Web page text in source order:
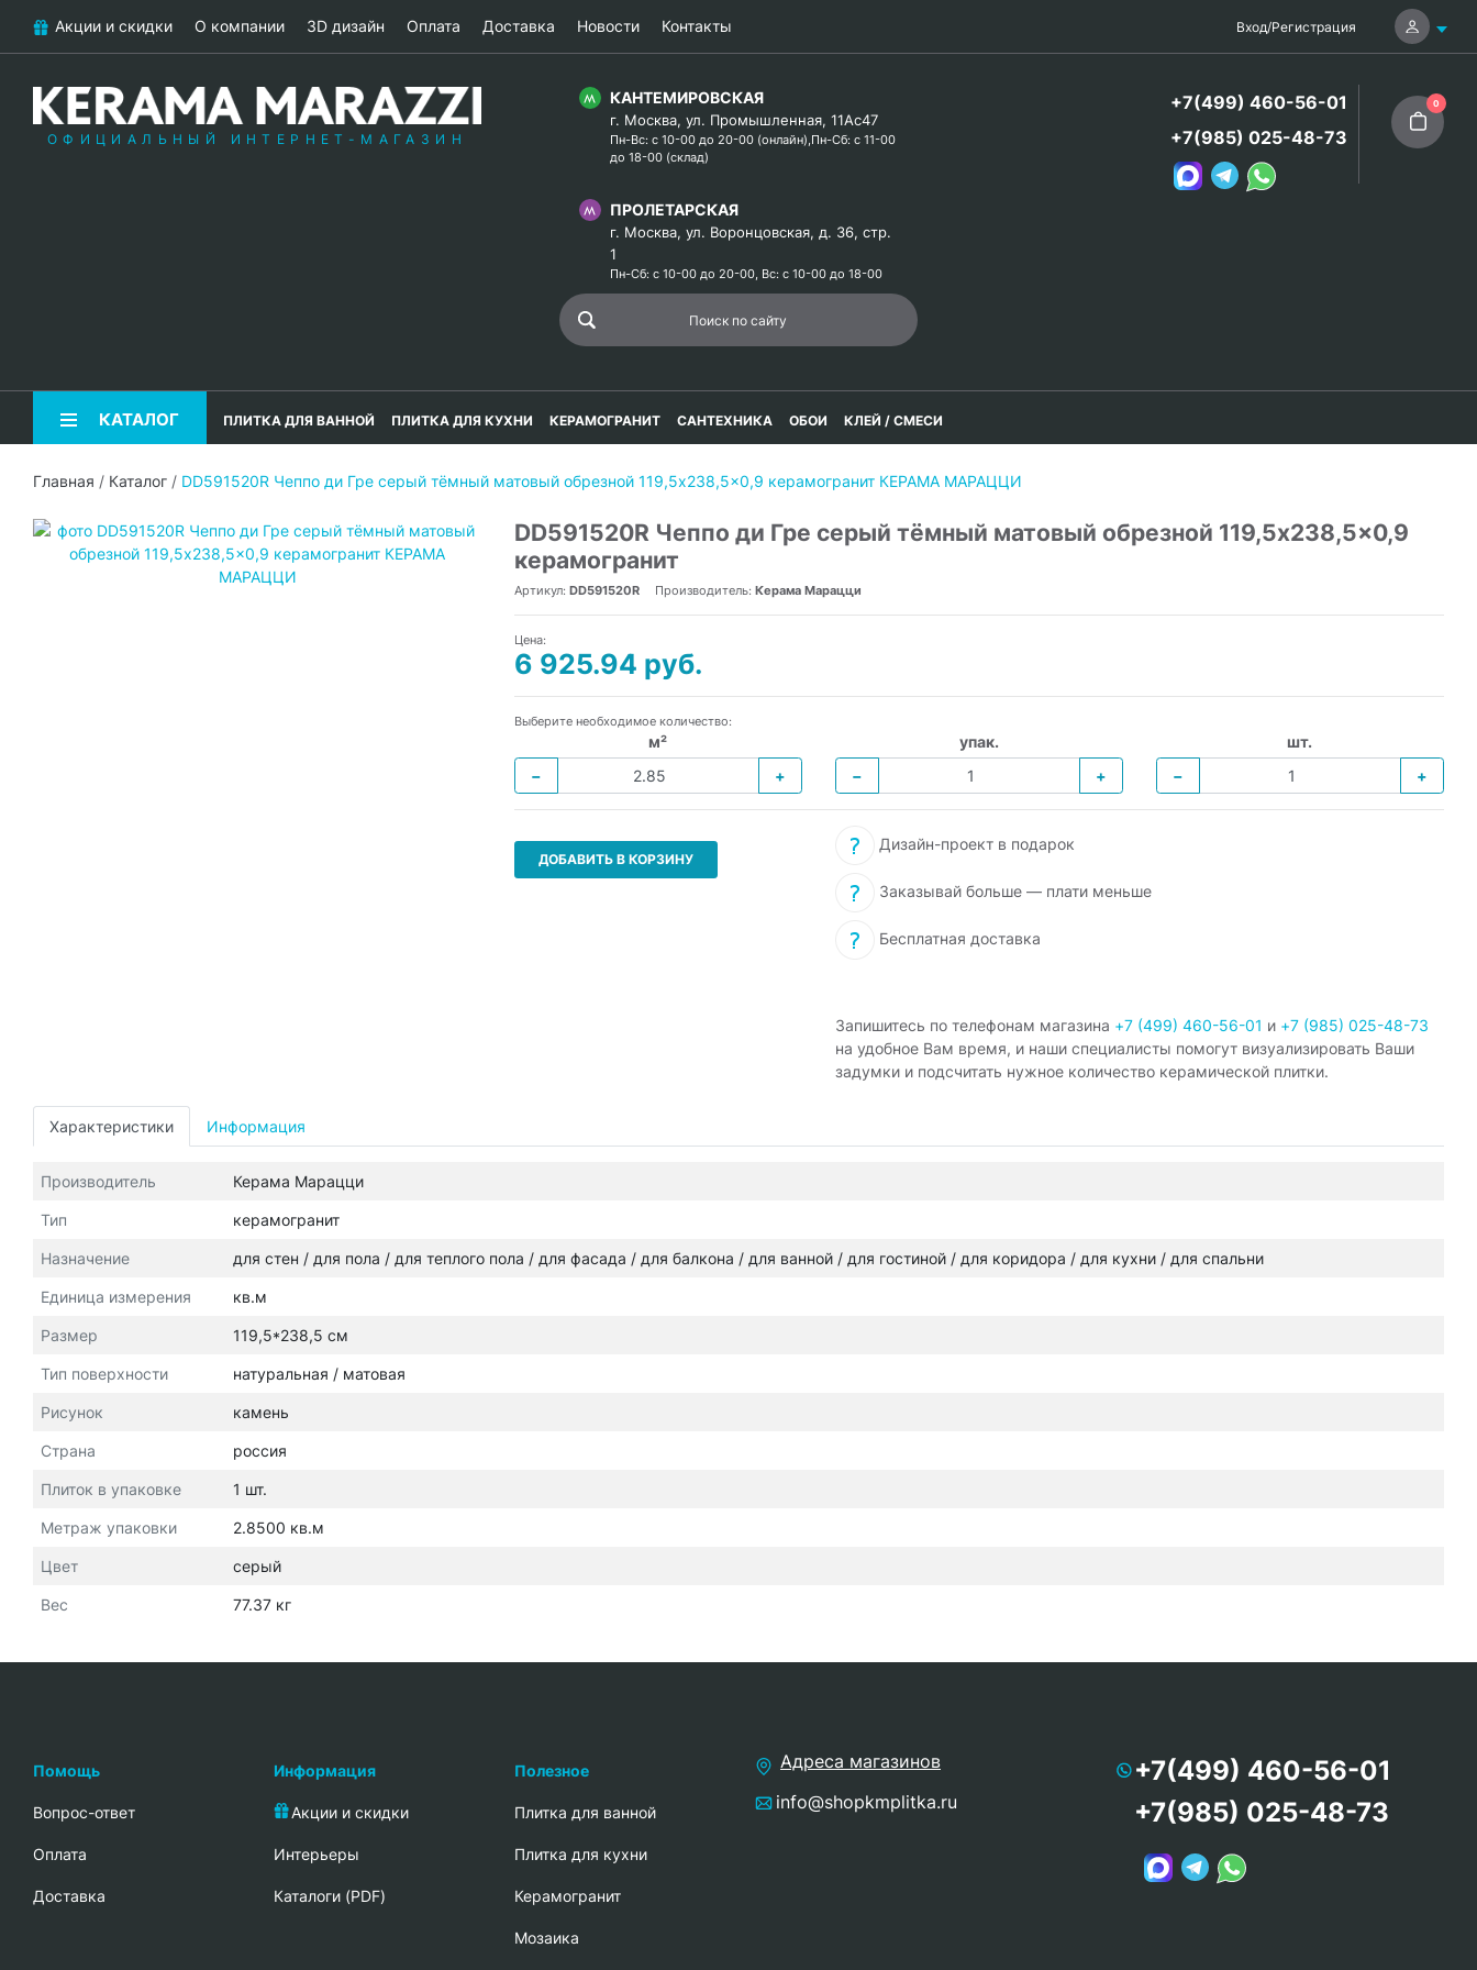
Акции и скидки О компании 3D дизайн Оплата Доставка Новости Контакты Вход/Регистрация
ОФИЦИАЛЬНЫЙ ИНТЕРНЕТ-МАГАЗИН
КАНТЕМИРОВСКАЯ
г. Москва, ул. Промышленная, 11Ас47
Пн-Вс: с 10-00 до 20-00 (онлайн),Пн-Сб: с 11-00
до 18-00 (склад)
ПРОЛЕТАРСКАЯ
г. Москва, ул. Воронцовская, д. 36, стр.
1
Пн-Сб: с 10-00 до 20-00, Вс: с 10-00 до 18-00
+7(499) 460-56-01
+7(985) 025-48-73
0
КАТАЛОГ ПЛИТКА ДЛЯ ВАННОЙ ПЛИТКА ДЛЯ КУХНИ КЕРАМОГРАНИТ САНТЕХНИКА ОБОИ КЛЕЙ / СМЕСИ
Главная / Каталог / DD591520R Чеппо ди Гре серый тёмный матовый обрезной 119,5x238,5x0,9 керамогранит КЕРАМА МАРАЦЦИ
DD591520R Чеппо ди Гре серый тёмный матовый обрезной 119,5x238,5x0,9
керамогранит
Артикул: DD591520R Производитель: Керама Марацци
Цена:
6 925.94 руб.
Выберите необходимое количество:
м²
−
+
упак.
−
+
шт.
−
+
ДОБАВИТЬ В КОРЗИНУ
Дизайн-проект в подарок
Заказывай больше — плати меньше
Бесплатная доставка
Запишитесь по телефонам магазина +7 (499) 460-56-01 и +7 (985) 025-48-73
на удобное Вам время, и наши специалисты помогут визуализировать Ваши
задумки и подсчитать нужное количество керамической плитки.
Характеристики Информация
Производитель Керама Марацци
Тип керамогранит
Назначение для стен / для пола / для теплого пола / для фасада / для балкона / для ванной / для гостиной / для коридора / для кухни / для спальни
Единица измерения кв.м
Размер 119,5*238,5 см
Тип поверхности натуральная / матовая
Рисунок камень
Страна россия
Плиток в упаковке 1 шт.
Метраж упаковки 2.8500 кв.м
Цвет серый
Вес 77.37 кг
Помощь
Вопрос-ответ
Oплата
Доставка
Информация
Акции и скидки
Интерьеры
Каталоги (PDF)
Полезное
Плитка для ванной
Плитка для кухни
Керамогранит
Мозаика
Адреса магазинов
info@shopkmplitka.ru
+7(499) 460-56-01
+7(985) 025-48-73